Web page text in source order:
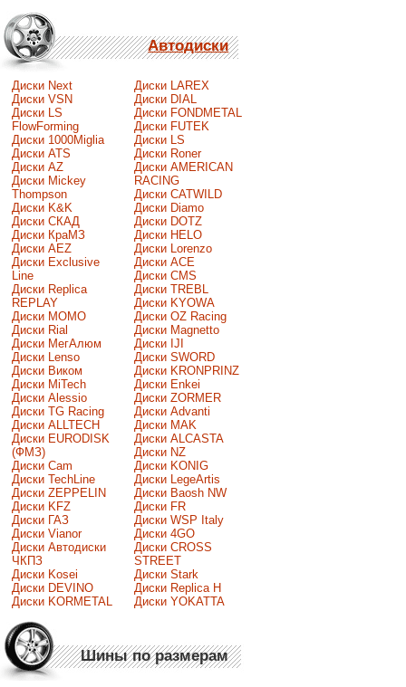
Автодиски
Диски Next
Диски VSN
Диски LS
FlowForming
Диски 1000Miglia
Диски ATS
Диски AZ
Диски Mickey
Thompson
Диски K&K
Диски СКАД
Диски КраМЗ
Диски AEZ
Диски Exclusive
Line
Диски Replica
REPLAY
Диски MOMO
Диски Rial
Диски МегАлюм
Диски Lenso
Диски Виком
Диски MiTech
Диски Alessio
Диски TG Racing
Диски ALLTECH
Диски EURODISK
(ФМЗ)
Диски Cam
Диски TechLine
Диски ZEPPELIN
Диски KFZ
Диски ГАЗ
Диски Vianor
Диски Автодиски
ЧКПЗ
Диски Kosei
Диски DEVINO
Диски KORMETAL
Диски LAREX
Диски DIAL
Диски FONDMETAL
Диски FUTEK
Диски LS
Диски Roner
Диски AMERICAN
RACING
Диски CATWILD
Диски Diamo
Диски DOTZ
Диски HELO
Диски Lorenzo
Диски ACE
Диски CMS
Диски TREBL
Диски KYOWA
Диски OZ Racing
Диски Magnetto
Диски IJI
Диски SWORD
Диски KRONPRINZ
Диски Enkei
Диски ZORMER
Диски Advanti
Диски MAK
Диски ALCASTA
Диски NZ
Диски KONIG
Диски LegeArtis
Диски Baosh NW
Диски FR
Диски WSP Italy
Диски 4GO
Диски CROSS
STREET
Диски Stark
Диски Replica H
Диски YOKATTA
Шины по размерам